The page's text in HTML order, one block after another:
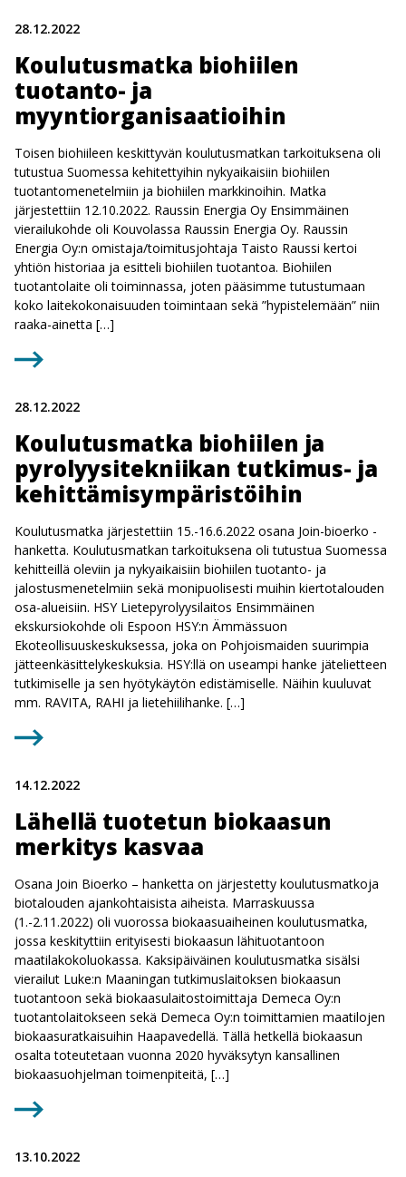
28.12.2022
Koulutusmatka biohiilen
tuotanto- ja
myyntiorganisaatioihin
Toisen biohiileen keskittyvän koulutusmatkan tarkoituksena oli
tutustua Suomessa kehitettyihin nykyaikaisiin biohiilen
tuotantomenetelmiin ja biohiilen markkinoihin. Matka
järjestettiin 12.10.2022. Raussin Energia Oy Ensimmäinen
vierailukohde oli Kouvolassa Raussin Energia Oy. Raussin
Energia Oy:n omistaja/toimitusjohtaja Taisto Raussi kertoi
yhtiön historiaa ja esitteli biohiilen tuotantoa. Biohiilen
tuotantolaite oli toiminnassa, joten pääsimme tutustumaan
koko laitekokonaisuuden toimintaan sekä ”hypistelemään” niin
raaka-ainetta […]
28.12.2022
Koulutusmatka biohiilen ja
pyrolyysitekniikan tutkimus- ja
kehittämisympäristöihin
Koulutusmatka järjestettiin 15.-16.6.2022 osana Join-bioerko -
hanketta. Koulutusmatkan tarkoituksena oli tutustua Suomessa
kehitteillä oleviin ja nykyaikaisiin biohiilen tuotanto- ja
jalostusmenetelmiin sekä monipuolisesti muihin kiertotalouden
osa-alueisiin. HSY Lietepyrolyysilaitos Ensimmäinen
ekskursiokohde oli Espoon HSY:n Ämmässuon
Ekoteollisuuskeskuksessa, joka on Pohjoismaiden suurimpia
jätteenkäsittelykeskuksia. HSY:llä on useampi hanke jätelietteen
tutkimiselle ja sen hyötykäytön edistämiselle. Näihin kuuluvat
mm. RAVITA, RAHI ja lietehiilihanke. […]
14.12.2022
Lähellä tuotetun biokaasun
merkitys kasvaa
Osana Join Bioerko – hanketta on järjestetty koulutusmatkoja
biotalouden ajankohtaisista aiheista. Marraskuussa
(1.-2.11.2022) oli vuorossa biokaasuaiheinen koulutusmatka,
jossa keskityttiin erityisesti biokaasun lähituotantoon
maatilakokoluokassa. Kaksipäiväinen koulutusmatka sisälsi
vierailut Luke:n Maaningan tutkimuslaitoksen biokaasun
tuotantoon sekä biokaasulaitostoimittaja Demeca Oy:n
tuotantolaitokseen sekä Demeca Oy:n toimittamien maatilojen
biokaasuratkaisuihin Haapavedellä. Tällä hetkellä biokaasun
osalta toteutetaan vuonna 2020 hyväksytyn kansallinen
biokaasuohjelman toimenpiteitä, […]
13.10.2022